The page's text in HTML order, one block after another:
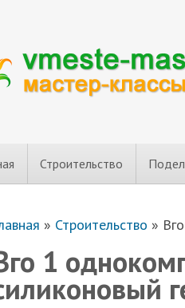
Строительство
» Строительство »
1